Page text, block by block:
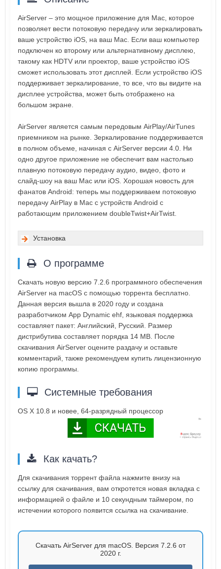
AirServer – это мощное приложение для Mac, которое
позволяет вести потоковую передачу или зеркалировать
ваше устройство iOS, на ваш Mac. Если ваш компьютер
подключен ко второму или альтернативному дисплею,
такому как HDTV или проектор, ваше устройство iOS
сможет использовать этот дисплей. Если устройство iOS
поддерживает зеркалирование, то все, что вы видите на
дисплее устройства, может быть отображено на
большом экране.
AirServer является самым передовым AirPlay/AirTunes
приемником на рынке. Зеркалирование поддерживается
в полном объеме, начиная с AirServer версии 4.0. Ни
одно другое приложение не обеспечит вам настолько
плавную потоковую передачу аудио, видео, фото и
слайд-шоу на ваш Mac или iOS. Хорошая новость для
фанатов Android: теперь мы поддерживаем потоковую
передачу AirPlay в Mac с устройств Android с
работающим приложением doubleTwist+AirTwist.
Установка
О программе
Скачать новую версию 7.2.6 программного обеспечения
AirServer на macOS с помощью торрента бесплатно.
Данная версия вышла в 2020 году и создана
разработчиком App Dynamic ehf, языковая поддержка
составляет пакет: Английский, Русский. Размер
дистрибутива составляет порядка 14 MB. После
скачивания AirServer оцените раздачу и оставьте
комментарий, также рекомендуем купить лицензионную
копию программы.
Системные требования
OS X 10.8 и новее, 64-разрядный процессор
Как качать?
Для скачивания торрент файла нажмите внизу на
ссылку для скачивания, вам откротется новая вкладка с
информацией о файле и 10 секундным таймером, по
истечении которого появится ссылка на скачивание.
Скачать AirServer для macOS. Версия 7.2.6 от
2020 г.